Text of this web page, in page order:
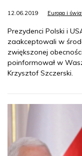
12.06.2019 Europa i
Prezydenci Polski i
zaakceptowali w
zwiększonej
poinformował w
Krzysztof Szczerski.